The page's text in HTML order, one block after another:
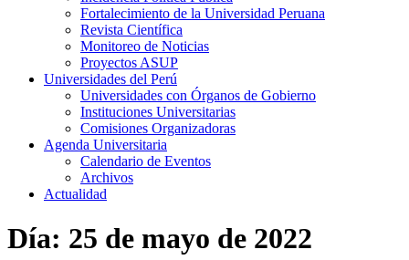
Fortalecimiento de la Universidad Peruana
Revista Científica
Monitoreo de Noticias
Proyectos ASUP
Universidades del Perú
Universidades con Órganos de Gobierno
Instituciones Universitarias
Comisiones Organizadoras
Agenda Universitaria
Calendario de Eventos
Archivos
Actualidad
Día: 25 de mayo de 2022